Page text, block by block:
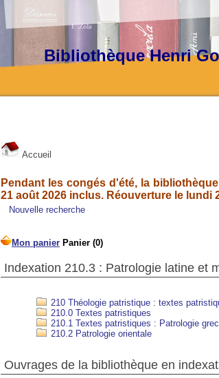
Accueil
Pendant les congés d'été, la
21 août 2026 inclus. Réouverture le lundi
Nouvelle recherche
Indexation 210.3 : Patrologie latine et
210 Théologie patristique : textes
210.0 Textes patristiques
210.1 Textes patristiques : Patrologie
210.2 Patrologie orientale
Ouvrages de la bibliothèque en
Bibliothèque Henri